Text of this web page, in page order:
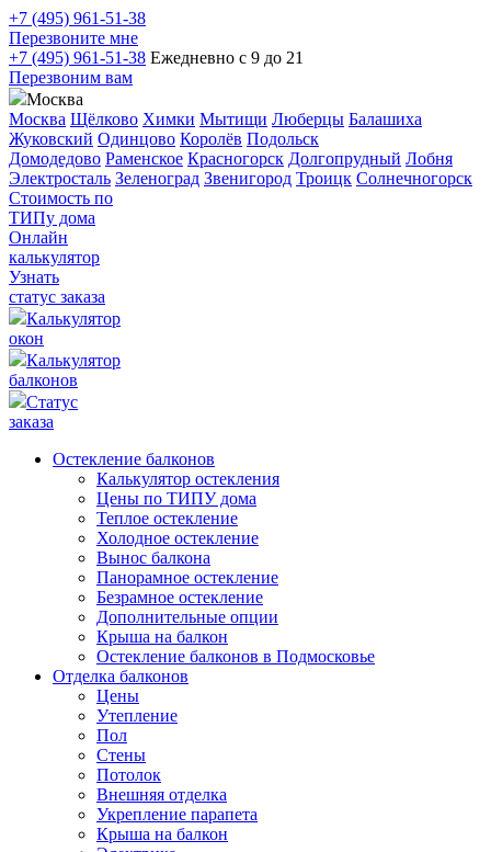
+7 (495) 961-51-38
Перезвоните мне
+7 (495) 961-51-38 Ежедневно с 9 до 21
Перезвоним вам
Москва
Москва Щёлково Химки Мытищи Люберцы Балашиха
Жуковский Одинцово Королёв Подольск
Домодедово Раменское Красногорск Долгопрудный Лобня
Электросталь Зеленоград Звенигород Троицк Солнечногорск
Стоимость по
ТИПу дома
Онлайн
калькулятор
Узнать
статус заказа
Калькулятор
окон
Калькулятор
балконов
Статус
заказа
Остекление балконов
Калькулятор остекления
Цены по ТИПУ дома
Теплое остекление
Холодное остекление
Вынос балкона
Панорамное остекление
Безрамное остекление
Дополнительные опции
Крыша на балкон
Остекление балконов в Подмосковье
Отделка балконов
Цены
Утепление
Пол
Стены
Потолок
Внешняя отделка
Укрепление парапета
Крыша на балкон